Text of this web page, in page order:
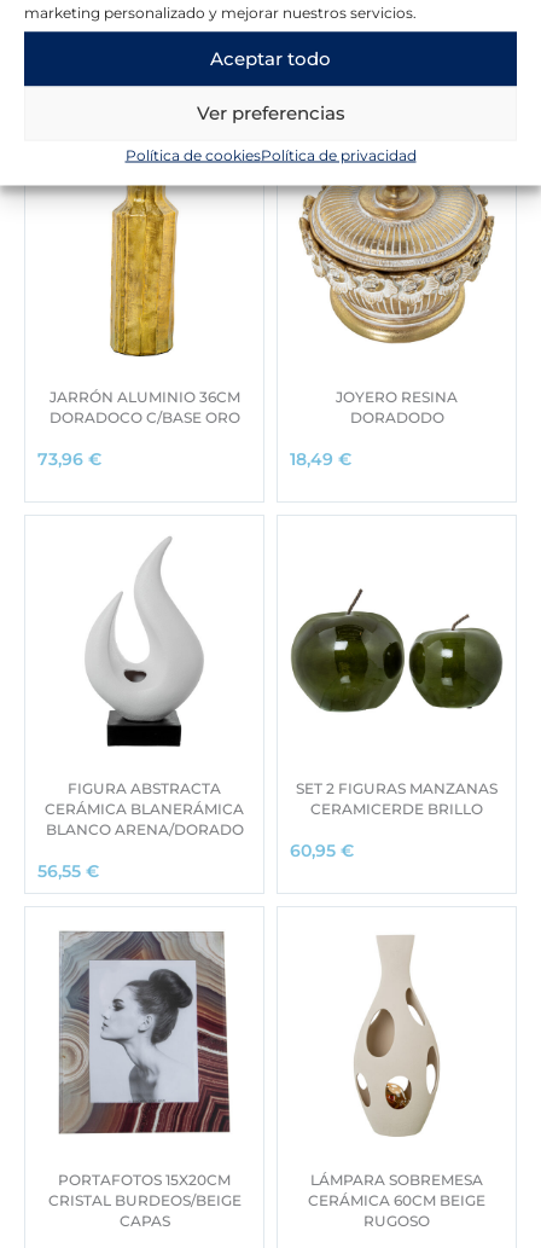
marketing personalizado y mejorar nuestros servicios.
Aceptar todo
Ver preferencias
Política de cookiesPolítica de privacidad
Novedades en la tienda
JARRÓN ALUMINIO 36CM
DORADOCO C/BASE ORO
73,96 €
JOYERO RESINA
DORADODO
18,49 €
FIGURA ABSTRACTA
CERÁMICA BLANERÁMICA
BLANCO ARENA/DORADO
56,55 €
SET 2 FIGURAS MANZANAS
CERAMICERDE BRILLO
60,95 €
PORTAFOTOS 15X20CM
CRISTAL BURDEOS/BEIGE
CAPAS
LÁMPARA SOBREMESA
CERÁMICA 60CM BEIGE
RUGOSO